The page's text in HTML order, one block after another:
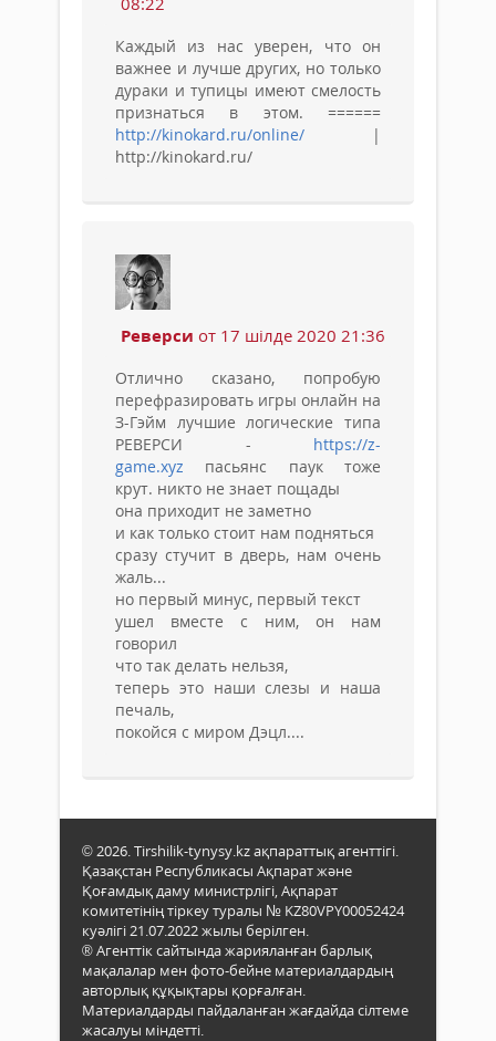
Каждый из нас уверен, что он
важнее и лучше других, но только
дураки и тупицы имеют смелость
признаться в этом. ======
http://kinokard.ru/online/ |
http://kinokard.ru/
Реверси от 17 шілде 2020 21:36
Отлично сказано, попробую
перефразировать игры онлайн на
З-Гэйм лучшие логические типа
РЕВЕРСИ - https://z-
game.xyz пасьянс паук тоже
крут. никто не знает пощады
она приходит не заметно
и как только стоит нам подняться
сразу стучит в дверь, нам очень
жаль...
но первый минус, первый текст
ушел вместе с ним, он нам
говорил
что так делать нельзя,
теперь это наши слезы и наша
печаль,
покойся с миром Дэцл....
© 2026. Tirshilik-tynysy.kz ақпараттық агенттігі.
Қазақстан Республикасы Ақпарат және
Қоғамдық даму министрлігі, Ақпарат
комитетінің тіркеу туралы № KZ80VPY00052424
куәлігі 21.07.2022 жылы берілген.
® Агенттік сайтында жарияланған барлық
мақалалар мен фото-бейне материалдардың
авторлық құқықтары қорғалған.
Материалдарды пайдаланған жағдайда сілтеме
жасалуы міндетті.